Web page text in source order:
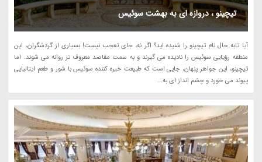
تیچینو ، دروازه ای به بهشت سوئیس
آیا تابه حال نام تیچینو را شنیده اید؟ اگر نه، جای تعجب نیست! بسیاری از گردشگران، این
منطقه رؤیایی سوئیس را نادیده می گیرند و به سمت مقاصد معروف تر روانه می شوند. اما
تیچینو، این جواهر پنهان، جایی است که طبیعت خیره کننده سوئیس با شور و طعم ایتالیایی
پیوند می خورد و چشم انداز ای به...